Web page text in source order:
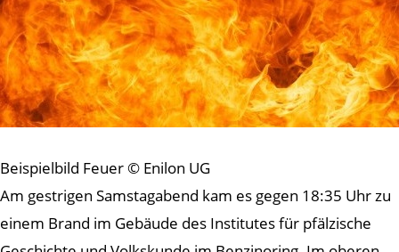
Beispielbild Feuer © Enilon UG
Am gestrigen Samstagabend kam es gegen 18:35 Uhr zu
einem Brand im Gebäude des Institutes für pfälzische